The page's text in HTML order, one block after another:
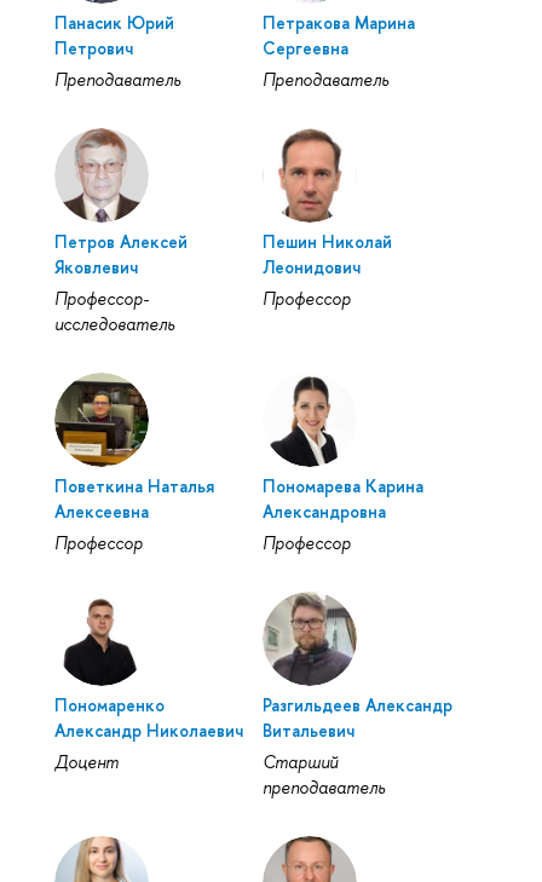
Панасик Юрий
Петрович
Преподаватель
Петракова Марина
Сергеевна
Преподаватель
Петров Алексей
Яковлевич
Профессор-
исследователь
Пешин Николай
Леонидович
Профессор
Поветкина Наталья
Алексеевна
Профессор
Пономарева Карина
Александровна
Профессор
Пономаренко
Александр Николаевич
Доцент
Разгильдеев Александр
Витальевич
Старший
преподаватель